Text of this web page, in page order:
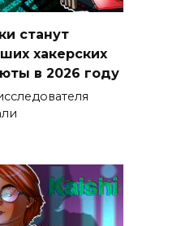
станут
хакерских
в 2026 году